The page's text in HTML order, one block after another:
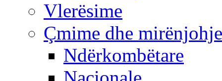
Vlerësime
Çmime dhe mirënjohje
Ndërkombëtare